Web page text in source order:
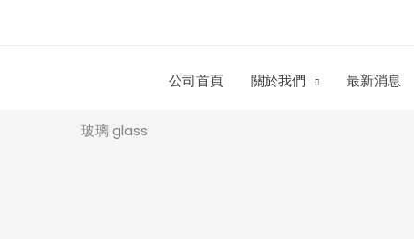
公司首頁 關於我們 最新消息